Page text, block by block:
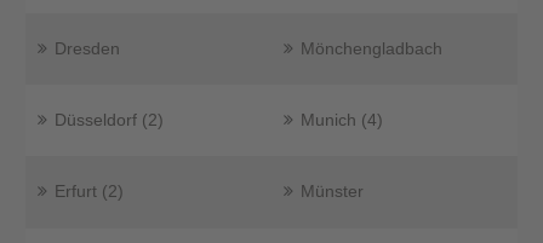
Dresden
Düsseldorf (2)
Erfurt (2)
Mönchengladbach
Munich (4)
Münster